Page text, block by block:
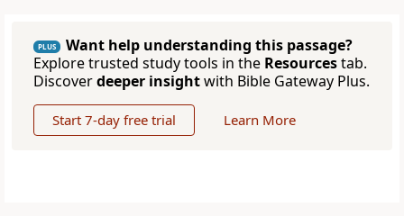
PLUS
Want help understanding this passage?
Explore trusted study tools in the Resourcestab.
Discoverdeeper insightwith Bible Gateway Plus.
Start 7-day free trial Learn More